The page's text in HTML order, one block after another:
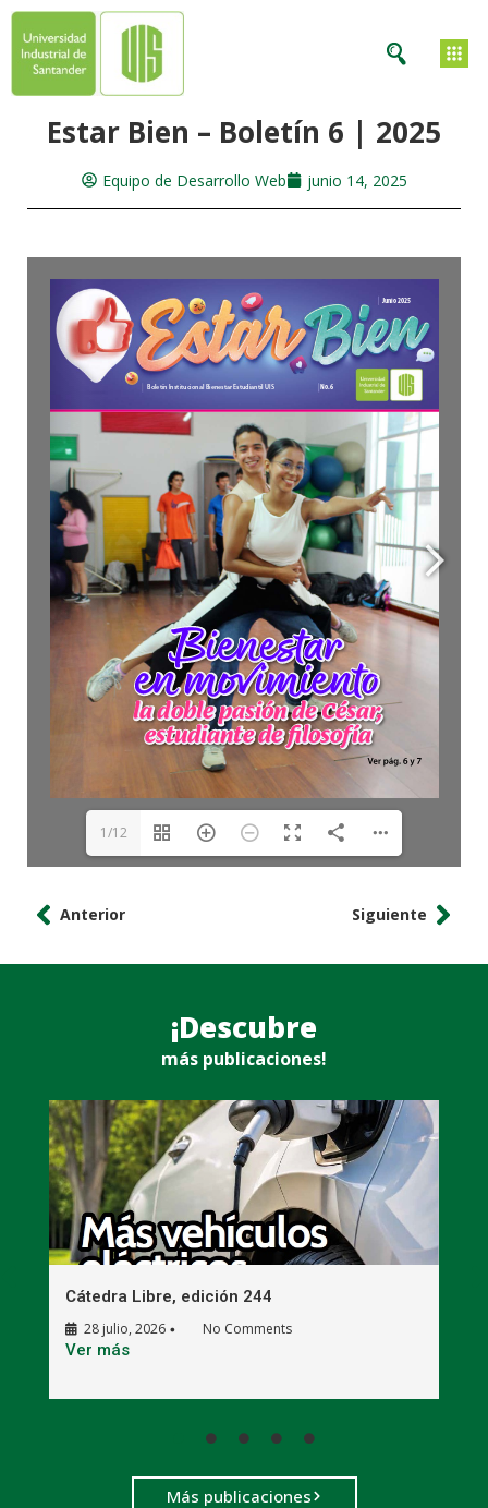
Estar Bien – Boletín 6 | 2025
Equipo de Desarrollo Web junio 14, 2025
1/12
Anterior Siguiente
¡Descubre
más publicaciones!
Cátedra Libre, edición 244
28 julio, 2026 • No Comments
Ver más
Más publicaciones